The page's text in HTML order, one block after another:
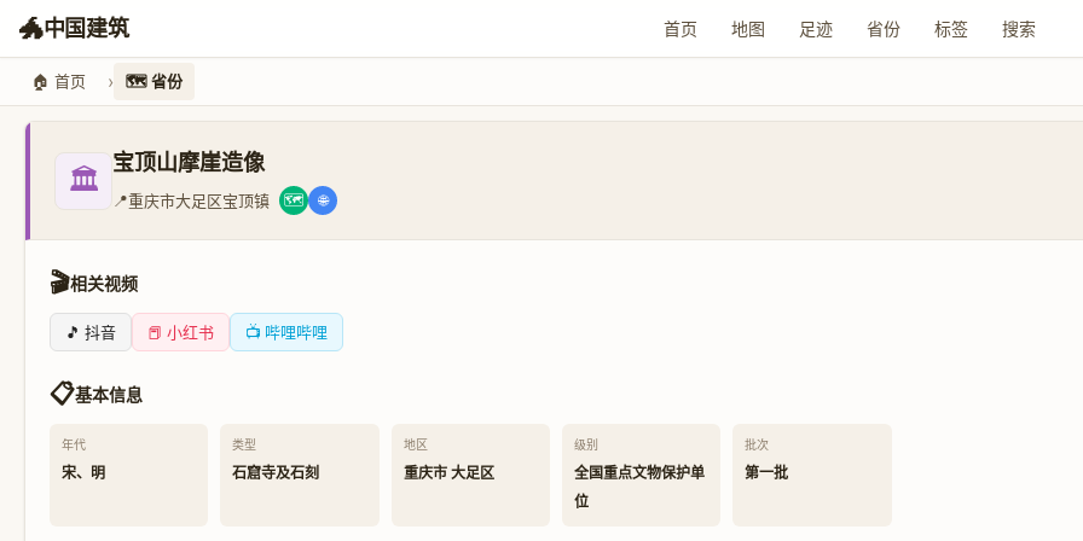
🐲中国建筑 首页 地图 足迹 省份 标签 搜索
🏠 首页 🗺️ 省份
🏛️ 宝顶山摩崖造像
📍重庆市大足区宝顶镇 🗺️ 🌐
🎬相关视频
🎵 抖音 📕 小红书 📺 哔哩哔哩
📋基本信息
年代
宋、明
类型
石窟寺及石刻
地区
重庆市 大足区
级别
全国重点文物保护单
位
批次
第一批